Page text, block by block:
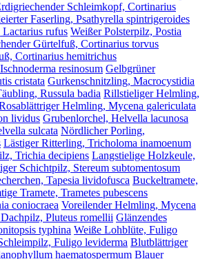
Schleimkopf, Cortinarius
Faserling, Psathyrella spintrigeroides
rufus Weißer Polsterpilz, Postia
Gürtelfuß, Cortinarius torvus
Cortinarius hemitrichus
resinosum Gelbgrüner
cristata Gurkenschnitzling, Macrocystidia
Russula badia Rillstieliger Helmling,
Helmling, Mycena galericulata
lividus Grubenlorchel, Helvella lacunosa
sulcata Nördlicher Porling,
Lästiger Ritterling, Tricholoma inamoenum
Trichia decipiens Langstielige Holzkeule,
Schichtpilz, Stereum subtomentosum
Tapesia lividofusca Buckeltramete,
Tramete, Trametes pubescens
coniocraea Voreilender Helmling, Mycena
Pluteus romellii Glänzendes
typhina Weiße Lohblüte, Fuligo
Fuligo leviderma Blutblättriger
haematospermum Blauer